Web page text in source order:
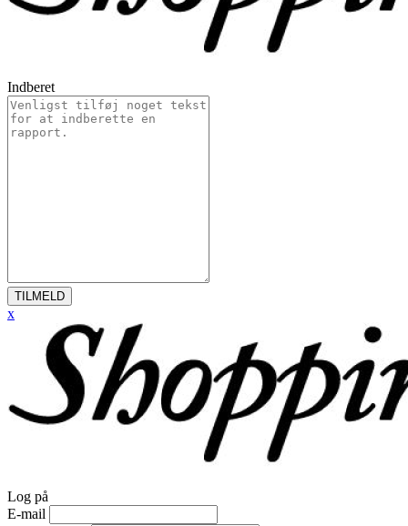
Indberet
TILMELD
x
Log på
E-mail